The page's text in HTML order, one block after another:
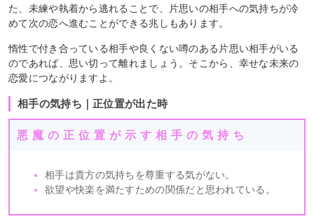
た、未練や執着から逃れることで、片思いの相手への気持ちが冷
めて次の恋へ進むことができる兆しもあります。
惰性で付き合っている相手や良くない噂のある片思い相手がいる
のであれば、思い切って離れましょう。そこから、幸せな未来の
恋愛につながりますよ。
相手の気持ち｜正位置が出た時
悪魔の正位置が示す相手の気持ち
相手は貴方の気持ちを尊重する気がない。
欲望や快楽を満たすための関係だと思われている。